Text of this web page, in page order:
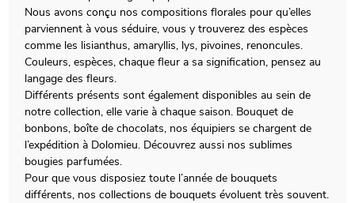
Nous avons conçu nos compositions florales pour qu’elles
parviennent à vous séduire, vous y trouverez des espèces
comme les lisianthus, amaryllis, lys, pivoines, renoncules.
Couleurs, espèces, chaque fleur a sa signification, pensez au
langage des fleurs.
Différents présents sont également disponibles au sein de
notre collection, elle varie à chaque saison. Bouquet de
bonbons, boîte de chocolats, nos équipiers se chargent de
l’expédition à Dolomieu. Découvrez aussi nos sublimes
bougies parfumées.
Pour que vous disposiez toute l’année de bouquets
différents, nos collections de bouquets évoluent très souvent.